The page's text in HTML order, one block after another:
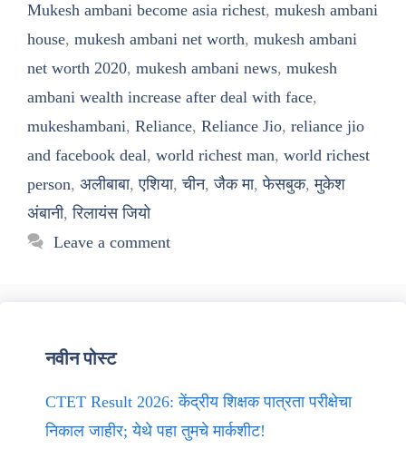
Mukesh ambani become asia richest, mukesh ambani
house, mukesh ambani net worth, mukesh ambani
net worth 2020, mukesh ambani news, mukesh
ambani wealth increase after deal with face,
mukeshambani, Reliance, Reliance Jio, reliance jio
and facebook deal, world richest man, world richest
person, अलीबाबा,एशिया,चीन,जैक मा,फेसबुक,मुकेश
अंबानी,रिलायंस जियो
Leave a comment
नवीन पोस्ट
CTET Result 2026: केंद्रीय शिक्षक पात्रता परीक्षेचा
निकाल जाहीर; येथे पहा तुमचे मार्कशीट!